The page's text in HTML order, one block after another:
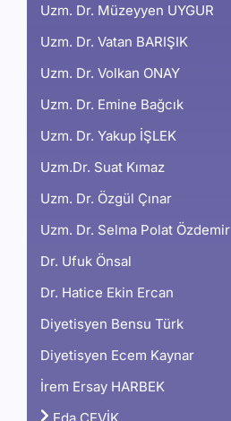
Uzm. Dr. Müzeyyen UYGUR
Uzm. Dr. Vatan BARIŞIK
Uzm. Dr. Volkan ONAY
Uzm. Dr. Emine Bağcık
Uzm. Dr. Yakup İŞLEK
Uzm.Dr. Suat Kımaz
Uzm. Dr. Özgül Çınar
Uzm. Dr. Selma Polat Özdemir
Dr. Ufuk Önsal
Dr. Hatice Ekin Ercan
Diyetisyen Bensu Türk
Diyetisyen Ecem Kaynar
İrem Ersay HARBEK
Eda ÇEVİK